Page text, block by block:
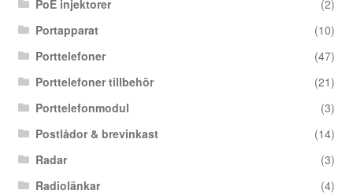
PoE injektorer
(2)
Portapparat
(10)
Porttelefoner
(47)
Porttelefoner tillbehör
(21)
Porttelefonmodul
(3)
Postlådor & brevinkast
(14)
Radar
(3)
Radiolänkar
(4)